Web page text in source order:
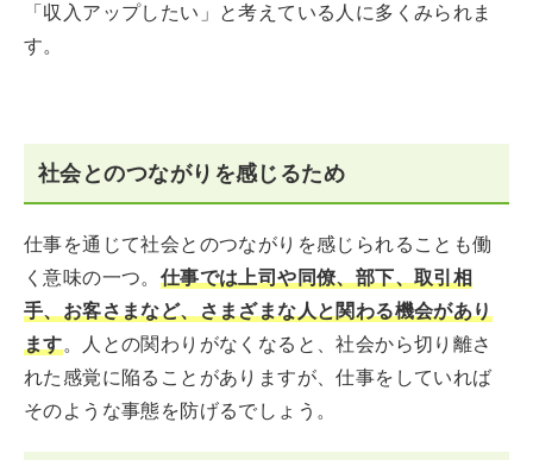
「収入アップしたい」と考えている人に多くみられま
す。
社会とのつながりを感じるため
仕事を通じて社会とのつながりを感じられることも働
く意味の一つ。 仕事では上司や同僚、部下、取引相
手、お客さまなど、さまざまな人と関わる機会があり
ます。人との関わりがなくなると、社会から切り離さ
れた感覚に陥ることがありますが、仕事をしていれば
そのような事態を防げるでしょう。